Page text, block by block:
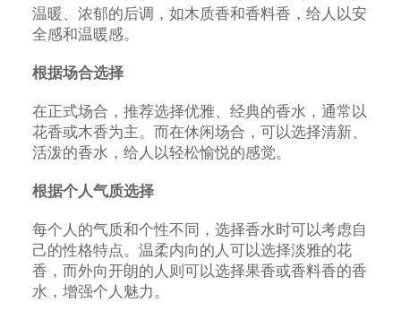
温暖、浓郁的后调，如木质香和香料香，给人以安
全感和温暖感。
根据场合选择
在正式场合，推荐选择优雅、经典的香水，通常以
花香或木香为主。而在休闲场合，可以选择清新、
活泼的香水，给人以轻松愉悦的感觉。
根据个人气质选择
每个人的气质和个性不同，选择香水时可以考虑自
己的性格特点。温柔内向的人可以选择淡雅的花
香，而外向开朗的人则可以选择果香或香料香的香
水，增强个人魅力。